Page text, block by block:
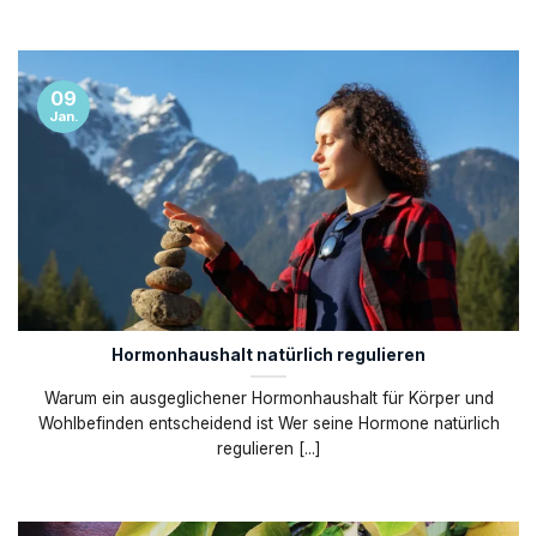
Hormonhaushalt natürlich regulieren
Warum ein ausgeglichener Hormonhaushalt für Körper und
Wohlbefinden entscheidend ist Wer seine Hormone natürlich
regulieren [...]
09
Jan.